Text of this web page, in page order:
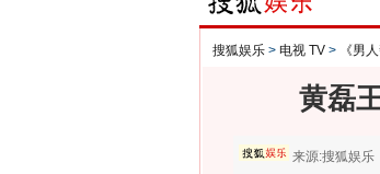
搜狐娱乐 > 电视 TV > 《男
黄磊
来源:搜狐娱乐